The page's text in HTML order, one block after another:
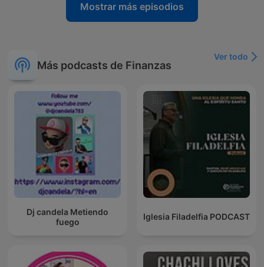
Mostrar más episodios
Más podcasts de Finanzas
Ver todo
Dj candela Metiendo
fuego
Iglesia Filadelfia PODCAST